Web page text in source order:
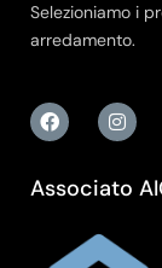
Selezioniamo i
arredamento.
Associato